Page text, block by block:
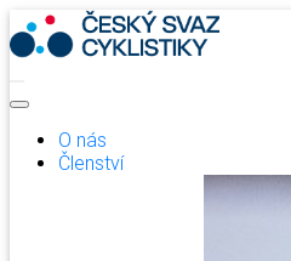
O nás
Členství